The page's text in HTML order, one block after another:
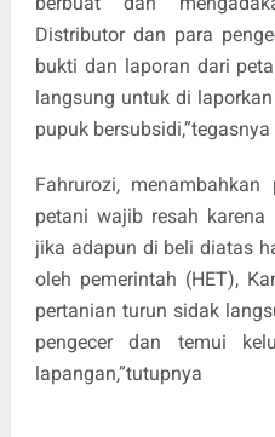
Distributor dan para
bukti dan laporan dari
langsung untuk di
pupuk bersubsidi,”tegasnya
Fahrurozi,
petani wajib resah
jika adapun di beli diatas
oleh pemerintah (HET),
pertanian turun sidak
pengecer dan temui
lapangan,”tutupnya